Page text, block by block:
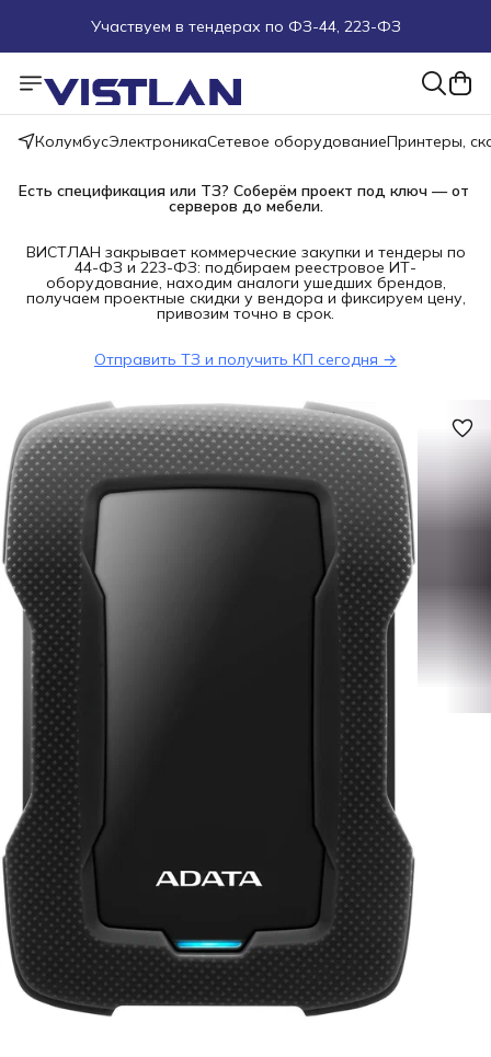
Участвуем в тендерах по ФЗ-44, 223-ФЗ
Поможем подобрать оборудование под ТЗ
Пуско-наладочные работы
Пришлите запрос на e-mail или в чат
КолумбусЭлектроникаСетевое оборудованиеПринтеры,
Есть спецификация или ТЗ? Соберём проект под ключ — от
серверов до мебели.
ВИСТЛАН закрывает коммерческие закупки и тендеры по
44-ФЗ и 223-ФЗ: подбираем реестровое ИТ-
оборудование, находим аналоги ушедших брендов,
получаем проектные скидки у вендора и фиксируем цену,
привозим точно в срок.
Отправить ТЗ и получить КП сегодня →